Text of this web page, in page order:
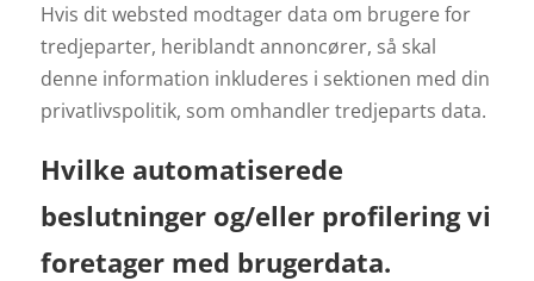
Hvis dit websted modtager data om brugere for
tredjeparter, heriblandt annoncører, så skal
denne information inkluderes i sektionen med din
privatlivspolitik, som omhandler tredjeparts data.
Hvilke automatiserede
beslutninger og/eller profilering vi
foretager med brugerdata.